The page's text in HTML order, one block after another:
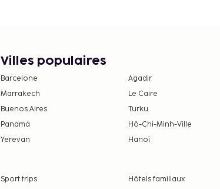
Villes populaires
Barcelone Agadir
Marrakech
Le Caire
Buenos Aires
Turku
Panamá
Hô-Chi-Minh-Ville
Yerevan
Hanoï
Sport trips Hôtels familiaux